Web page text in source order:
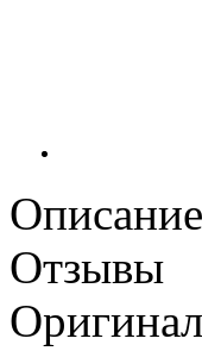
Описание
Отзывы